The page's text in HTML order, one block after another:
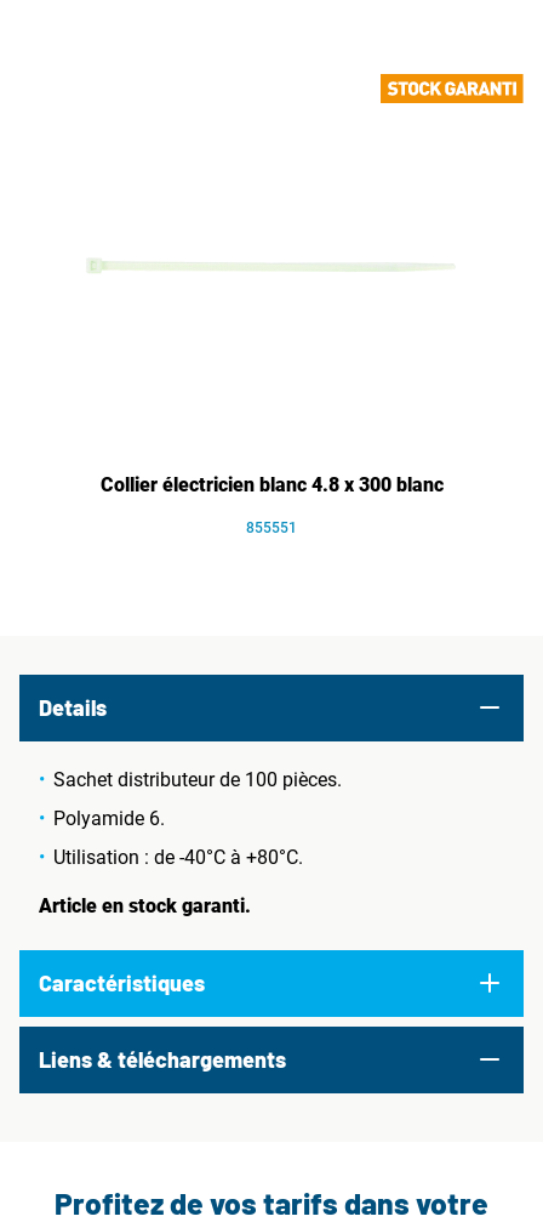
Collier électricien blanc 4.8 x 300 blanc
855551
Details
Sachet distributeur de 100 pièces.
Polyamide 6.
Utilisation : de -40°C à +80°C.
Article en stock garanti.
Caractéristiques
Liens & téléchargements
Profitez de vos tarifs dans votre